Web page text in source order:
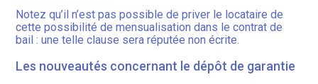
Notez qu’il n’est pas possible de priver le locataire de
cette possibilité de mensualisation dans le contrat de
bail : une telle clause sera réputée non écrite.
Les nouveautés concernant le dépôt de garantie